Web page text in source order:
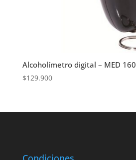
Alcoholímetro digital – MED 160
$129.900